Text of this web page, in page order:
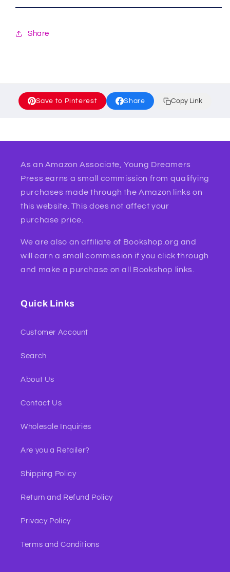
Share
Save to Pinterest Share Copy Link
As an Amazon Associate, Young Dreamers
Press earns a small commission from qualifying
purchases made through the Amazon links on
this website. This does not affect your
purchase price.
We are also an affiliate of Bookshop.org and
will earn a small commission if you click through
and make a purchase on all Bookshop links.
Quick Links
Customer Account
Search
About Us
Contact Us
Wholesale Inquiries
Are you a Retailer?
Shipping Policy
Return and Refund Policy
Privacy Policy
Terms and Conditions